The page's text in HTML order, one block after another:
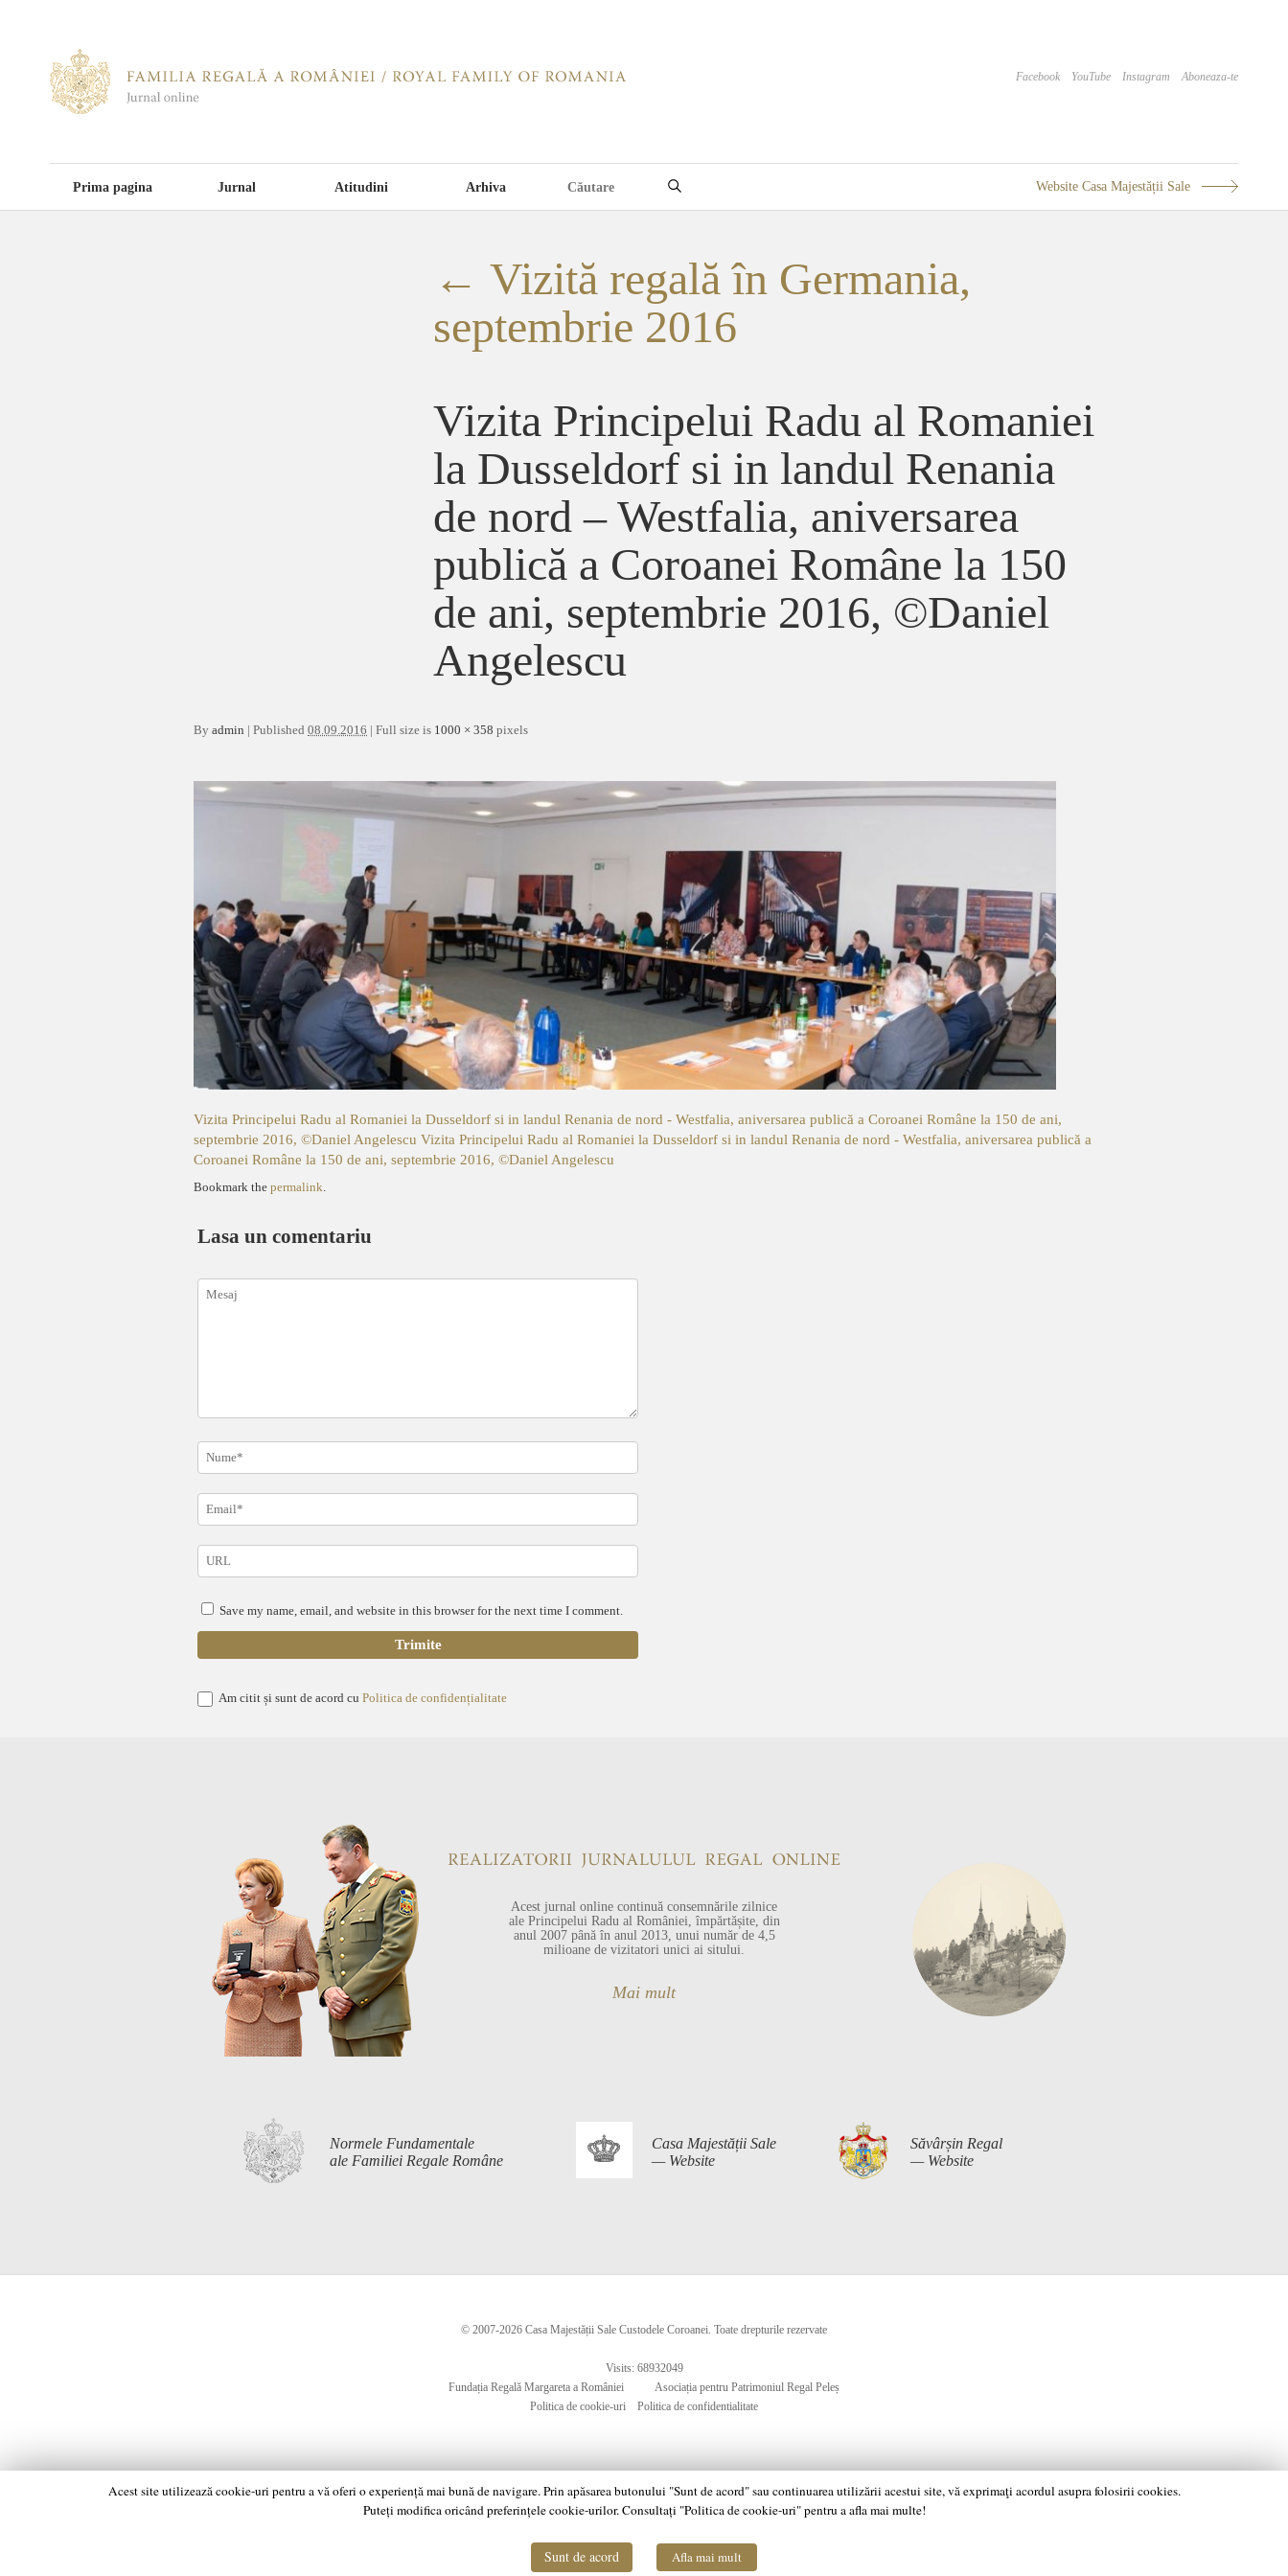
Facebook YouTube Instagram Aboneaza-te
Prima pagina Jurnal Atitudini Arhiva Website Casa Majestății Sale
← Vizită regală în Germania,
septembrie 2016
Vizita Principelui Radu al Romaniei
la Dusseldorf si in landul Renania
de nord – Westfalia, aniversarea
publică a Coroanei Române la 150
de ani, septembrie 2016, ©Daniel
Angelescu
By admin | Published 08.09.2016 | Full size is 1000 × 358 pixels
Vizita Principelui Radu al Romaniei la Dusseldorf si in landul Renania de nord - Westfalia, aniversarea publică a Coroanei Române la 150 de ani,
septembrie 2016, ©Daniel Angelescu Vizita Principelui Radu al Romaniei la Dusseldorf si in landul Renania de nord - Westfalia, aniversarea publică a
Coroanei Române la 150 de ani, septembrie 2016, ©Daniel Angelescu
Bookmark the permalink
Lasa un comentariu
Save my name, email, and website in this browser for the next time I comment.
Am citit și sunt de acord cu Politica de confidențialitate
Acest jurnal online continuă consemnările zilnice
ale Principelui Radu al României, împărtășite, din
anul 2007 până în anul 2013, unui număr de 4,5
milioane de vizitatori unici ai sitului.
Mai mult
Normele Fundamentale
ale Familiei Regale Române
Casa Majestății Sale
— Website
Săvârșin Regal
— Website
© 2007-2026 Casa Majestății Sale Custodele Coroanei. Toate drepturile rezervate
Visits: 68932049
Fundația Regală Margareta a României
Asociația pentru Patrimoniul Regal Peleș
Politica de cookie-uri
Politica de confidentialitate
Acest site utilizează cookie-uri pentru a vă oferi o experiență mai bună de navigare. Prin apăsarea butonului "Sunt de acord" sau continuarea utilizării acestui site, vă exprimaţi acordul asupra folosirii cookies.
Puteți modifica oricând preferințele cookie-urilor. Consultați "Politica de cookie-uri" pentru a afla mai multe!
Sunt de acord Afla mai mult